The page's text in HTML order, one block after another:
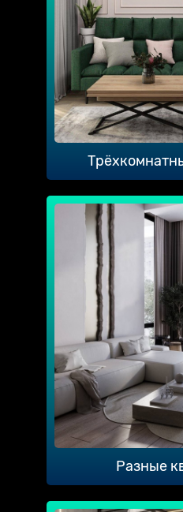
Разные